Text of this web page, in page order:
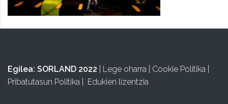
Egilea: SORLAND 2022 Lege oharra Cookie Politika
Pribatutasun Politika
Edukien lizentzia